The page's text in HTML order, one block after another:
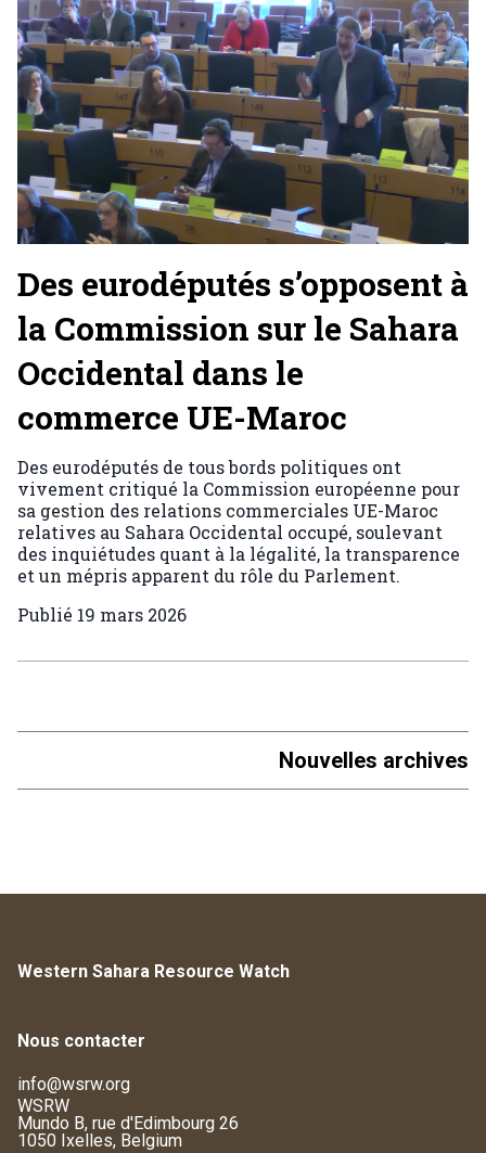
Des eurodéputés s’opposent à
la Commission sur le Sahara
Occidental dans le
commerce UE-Maroc
Des eurodéputés de tous bords politiques ont
vivement critiqué la Commission européenne pour
sa gestion des relations commerciales UE-Maroc
relatives au Sahara Occidental occupé, soulevant
des inquiétudes quant à la légalité, la transparence
et un mépris apparent du rôle du Parlement.
Publié 19 mars 2026
Nouvelles archives
Western Sahara Resource Watch
Nous contacter
info@wsrw.org
WSRW
Mundo B, rue d'Edimbourg 26
1050 Ixelles, Belgium